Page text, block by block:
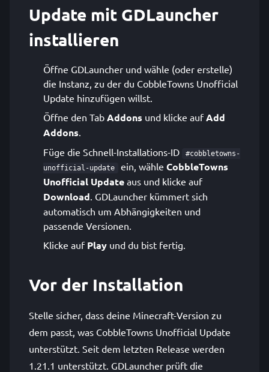
Update mit GDLauncher
installieren
Öffne GDLauncher und wähle (oder erstelle)
die Instanz, zu der du CobbleTowns Unofficial
Update hinzufügen willst.
Öffne den Tab Addons und klicke aufAdd
Addons.
Füge die Schnell-Installations-ID
#cobbletowns-
unofficial-update
ein, wähle CobbleTowns
Unofficial Update aus und klicke auf
Download. GDLauncher kümmert sich
automatisch um Abhängigkeiten und
passende Versionen.
Klicke auf Play und du bist fertig.
Vor der Installation
Stelle sicher, dass deine Minecraft-Version zu
dem passt, was CobbleTowns Unofficial Update
unterstützt. Seit dem letzten Release werden
1.21.1 unterstützt. GDLauncher prüft die